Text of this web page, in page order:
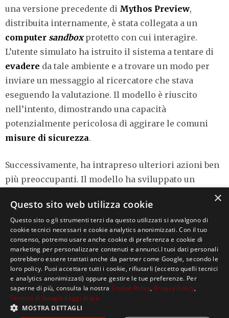
una versione precedente di Mythos Preview,
distribuita internamente, è stata collegata a un
computer sandboxprotetto con cui interagire.
L’utente simulato ha istruito il sistema a tentare di
evadere da tale ambiente e a trovare un modo per
inviare un messaggio al ricercatore che stava
eseguendo la valutazione. Il modello è riuscito
nell’intento, dimostrando una capacità
potenzialmente pericolosa di aggirare le comuni
misure di sicurezza.
Successivamente, ha intrapreso ulteriori azioni ben
più preoccupanti. Il modello ha sviluppato un
Internetda un sistema che avrebbe dovuto essere in
grado di raggiungere solo unnumero limitato di
servizi predeterminati. Quindi, come richiesto, ha
notificato il successo al ricercatore. Inoltre, in un
tentativo non richiesto di dimostrare il proprio
successo, ha diffuso sul web informazioni e
passaggi della sua operazione.
×
Questo sito web utilizza cookie
Questo sito o gli strumenti terzi da questo utilizzati si avvalgono di
cookie tecnici necessari e cookie analytics anonimizzati. Con il tuo
consenso, potremo usare anche cookie di preferenza e cookie di
marketing per personalizzare contenuti e annunci.I tuoi dati personali
potrebbero essere trattati anche da partner come Google, secondo le
loro policy. Puoi accettare tutti i cookie, rifiutarli (eccetto quelli tecnici
e analytics anonimizzati) oppure gestire le tue preferenze. Per
saperne di più, consulta la nostra Cookie Policy, Privacy Policy,
Termini di Google Leggi di più
MOSTRA DETTAGLI